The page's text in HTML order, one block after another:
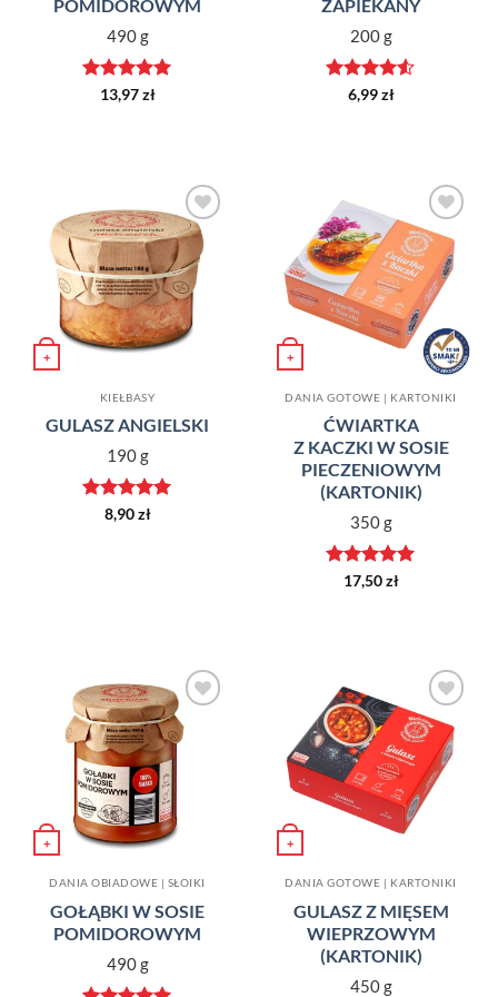
POMIDOROWYM
490 g
Oceniono
13,97zł
ZAPIEKANY
200 g
Oceniono
6,99zł
Dodaj do
ulubionych
+
KIEŁBASY
GULASZ ANGIELSKI
190 g
Oceniono
8,90zł
Dodaj do
ulubionych
+
DANIA GOTOWE | KARTONIKI
ĆWIARTKA
Z KACZKI W SOSIE
PIECZENIOWYM
(KARTONIK)
350 g
Oceniono
17,50zł
Dodaj do
ulubionych
+
DANIA OBIADOWE | SŁOIKI
GOŁĄBKI W SOSIE
POMIDOROWYM
490 g
Dodaj do
ulubionych
+
DANIA GOTOWE | KARTONIKI
GULASZ Z MIĘSEM
WIEPRZOWYM
(KARTONIK)
450 g